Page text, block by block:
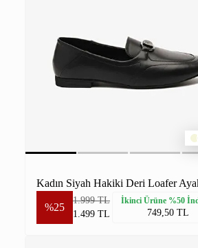
Kadın Siyah Hakiki Deri Loafer
%25
1.999 TL
1.499 TL
İkinci Ürüne %50
749,50 TL